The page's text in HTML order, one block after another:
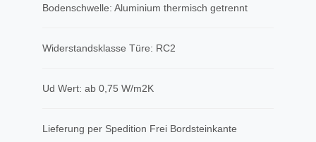
Bodenschwelle: Aluminium thermisch getrennt
Widerstandsklasse Türe: RC2
Ud Wert: ab 0,75 W/m2K
Lieferung per Spedition Frei Bordsteinkante